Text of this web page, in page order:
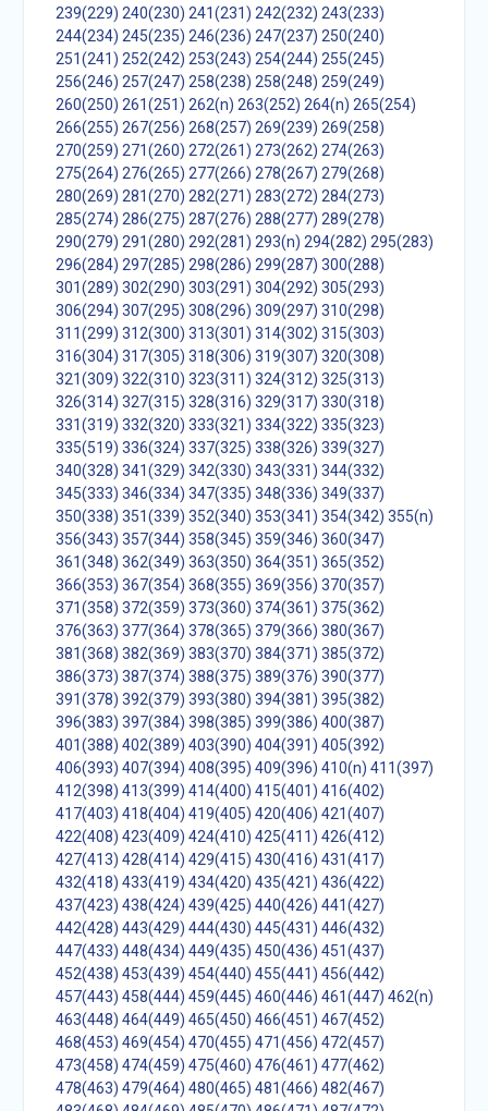
239(229) 240(230) 241(231) 242(232) 243(233)
244(234) 245(235) 246(236) 247(237) 250(240)
251(241) 252(242) 253(243) 254(244) 255(245)
256(246) 257(247) 258(238) 258(248) 259(249)
260(250) 261(251) 262(n) 263(252) 264(n) 265(254)
266(255) 267(256) 268(257) 269(239) 269(258)
270(259) 271(260) 272(261) 273(262) 274(263)
275(264) 276(265) 277(266) 278(267) 279(268)
280(269) 281(270) 282(271) 283(272) 284(273)
285(274) 286(275) 287(276) 288(277) 289(278)
290(279) 291(280) 292(281) 293(n) 294(282) 295(283)
296(284) 297(285) 298(286) 299(287) 300(288)
301(289) 302(290) 303(291) 304(292) 305(293)
306(294) 307(295) 308(296) 309(297) 310(298)
311(299) 312(300) 313(301) 314(302) 315(303)
316(304) 317(305) 318(306) 319(307) 320(308)
321(309) 322(310) 323(311) 324(312) 325(313)
326(314) 327(315) 328(316) 329(317) 330(318)
331(319) 332(320) 333(321) 334(322) 335(323)
335(519) 336(324) 337(325) 338(326) 339(327)
340(328) 341(329) 342(330) 343(331) 344(332)
345(333) 346(334) 347(335) 348(336) 349(337)
350(338) 351(339) 352(340) 353(341) 354(342) 355(n)
356(343) 357(344) 358(345) 359(346) 360(347)
361(348) 362(349) 363(350) 364(351) 365(352)
366(353) 367(354) 368(355) 369(356) 370(357)
371(358) 372(359) 373(360) 374(361) 375(362)
376(363) 377(364) 378(365) 379(366) 380(367)
381(368) 382(369) 383(370) 384(371) 385(372)
386(373) 387(374) 388(375) 389(376) 390(377)
391(378) 392(379) 393(380) 394(381) 395(382)
396(383) 397(384) 398(385) 399(386) 400(387)
401(388) 402(389) 403(390) 404(391) 405(392)
406(393) 407(394) 408(395) 409(396) 410(n) 411(397)
412(398) 413(399) 414(400) 415(401) 416(402)
417(403) 418(404) 419(405) 420(406) 421(407)
422(408) 423(409) 424(410) 425(411) 426(412)
427(413) 428(414) 429(415) 430(416) 431(417)
432(418) 433(419) 434(420) 435(421) 436(422)
437(423) 438(424) 439(425) 440(426) 441(427)
442(428) 443(429) 444(430) 445(431) 446(432)
447(433) 448(434) 449(435) 450(436) 451(437)
452(438) 453(439) 454(440) 455(441) 456(442)
457(443) 458(444) 459(445) 460(446) 461(447) 462(n)
463(448) 464(449) 465(450) 466(451) 467(452)
468(453) 469(454) 470(455) 471(456) 472(457)
473(458) 474(459) 475(460) 476(461) 477(462)
478(463) 479(464) 480(465) 481(466) 482(467)